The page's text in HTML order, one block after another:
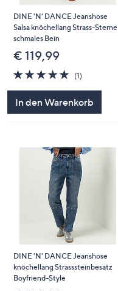
DINE 'N' DANCE Jeanshose
Salsa knöchellang Strass-Sterne
schmales Bein
€ 119,99
5.0
von
(1)1
In den Warenkorb
DINE 'N' DANCE Jeanshose
knöchellang Strasssteinbesatz
Boyfriend-Style